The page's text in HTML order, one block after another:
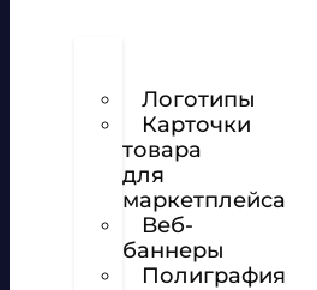
Логотипы
Карточки
товара
для
маркетплейса
Веб-
баннеры
Полиграфия